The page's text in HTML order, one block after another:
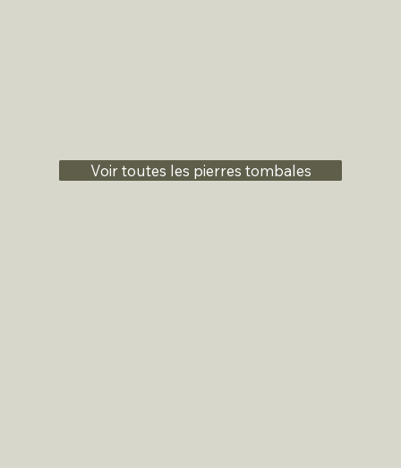
Voir toutes les pierres tombales